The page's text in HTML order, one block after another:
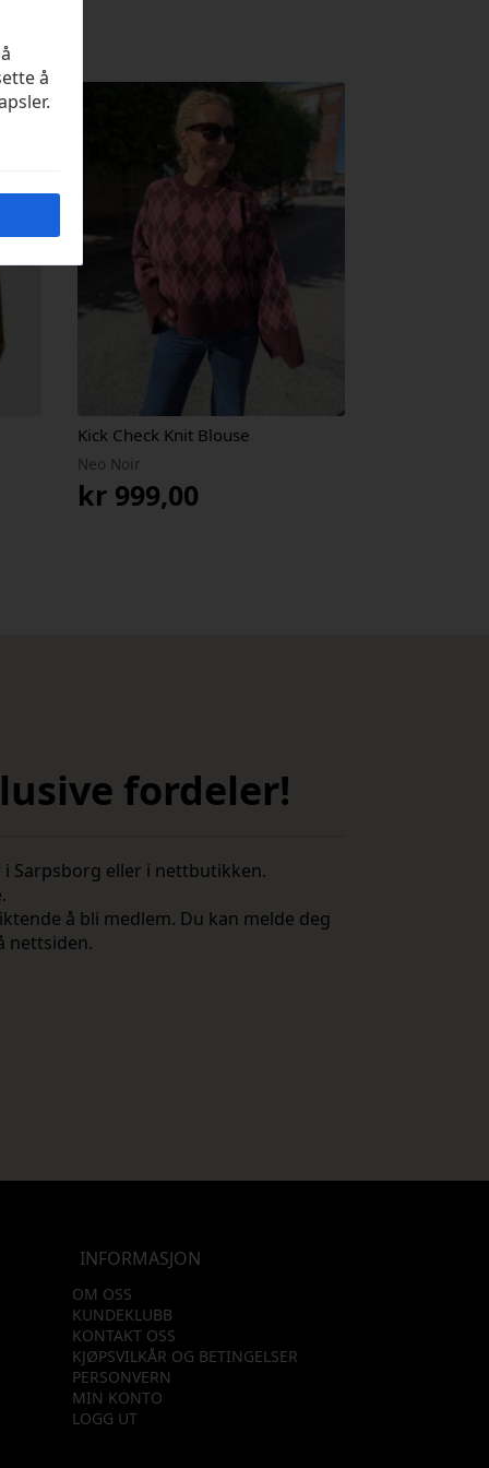
Kick Check Knit Blouse
Neo Noir
kr 999,00
fordeler!
Sarpsborg eller i nettbutikken.
å bli medlem. Du kan melde deg
nettsiden.
INFORMASJON
OM OSS
KUNDEKLUBB
KONTAKT OSS
KJØPSVILKÅR OG BETINGELSER
PERSONVERN
MIN KONTO
LOGG UT
å